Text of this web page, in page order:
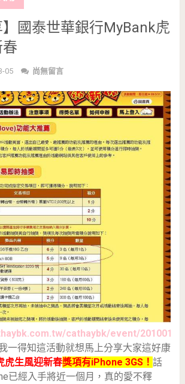
】國泰世華銀行MyBank虎
05 尚無留言
cathaybk/event/
一得知這活動就想馬上分享大家這好康
虎生風迎新春獎項有iPhone 3GS！ 話
已經入手將近一個月，真的愛不釋